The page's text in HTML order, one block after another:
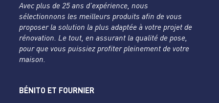
Avec plus de 25 ans d’expérience, nous
sélectionnons les meilleurs produits afin de vous
proposer la solution la plus adaptée à votre projet de
rénovation. Le tout, en assurant la qualité de pose,
pour que vous puissiez profiter pleinement de votre
maison.
BÉNITO ET FOURNIER